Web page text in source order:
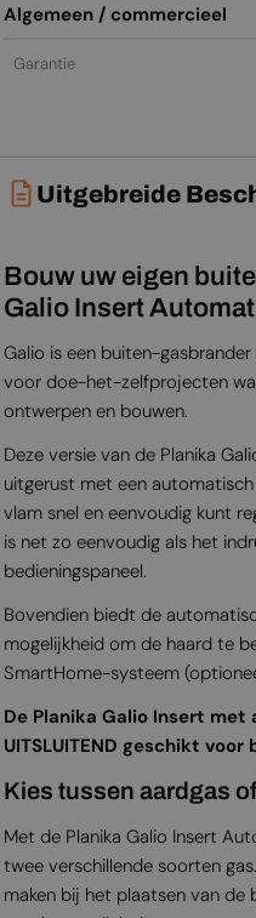
Algemeen / commercieel
Garantie
Uitgebreide
Bouw uw eigen
Galio Insert
Galio is een buiten-
voor doe-het-zelfprojecten
ontwerpen en bouwen.
Deze versie van de Planika
uitgerust met een
vlam snel en eenvoudig kunt
is net zo eenvoudig als het
bedieningspaneel.
Bovendien biedt de
mogelijkheid om de haard te
SmartHome-systeem
De Planika Galio Insert
UITSLUITEND geschikt
Kies tussen aardgas
Met de Planika Galio Insert
twee verschillende soorten
maken bij het plaatsen van de